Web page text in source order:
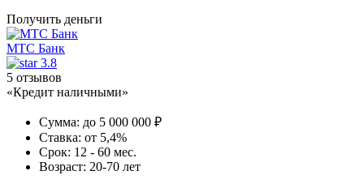
Получить деньги
МТС Банк
3.8
5 отзывов
«Кредит наличными»
Сумма: до 5 000 000 ₽
Ставка: от 5,4%
Срок: 12 - 60 мес.
Возраст: 20-70 лет